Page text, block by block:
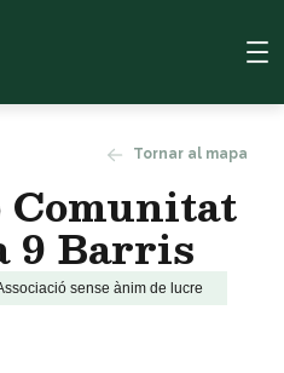
Tornar al mapa
Comunitat
9 Barris
sense ànim de lucre